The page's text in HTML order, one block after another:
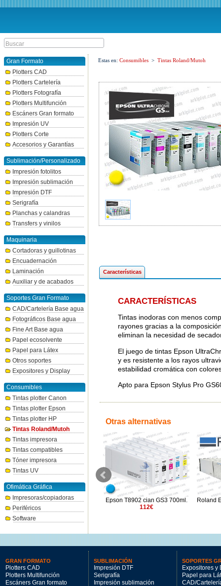
Gran Formato
Plotters CAD
Plotters Cartelería
Plotters Fotografía
Plotters Multifunción
Escáners Gran formato
Impresión UV
Plotters Corte
Accesorios y Garantías
Sublimación/Personalizado
Impresión fotolitos
Impresión sublimación
Impresión DTF
Serigrafía
Planchas y calandras
Transfers y vinilos
Maquinaria
Cortadoras y guillotinas
Encuadernación
Laminación
Auxiliar y de acabados
Soportes Gran Formato
CAD/Cartelería Base agua
Fotográficos Base agua
Fine Art Base agua
Papel ecosolvente
Papel para Látex
Otros soportes
Expositores y Display
Consumibles
Tintas plotter Canon
Tintas plotter Epson
Tintas plotter HP
Tintas Roland/Mutoh
Tintas impresora
Tintas compatibles
Tóner impresora
Tintas UV
Ofimática Gráfica
Impresoras/copiadoras
Periféricos
Software
Estas en: Consumibles > Tintas Roland/Mutoh
Características
CARACTERÍSTICAS
Tintas inodoras con menos
rayones gracias a la
eliminan la necesidad de
El juego de tintas Epson
y es resistente a los rayos
estabilidad cromática con
Apto para Epson Stylus Pro
Otras alternativas
Clavata EcoSol cian claro
67.9€
Epson T8902 cian GS3 700ml.
112€
Roland
GRAN FORMATO
Plotters CAD
Plotters Multifunción
Escáners Gran formato
SUBLIMACIÓN
Impresión DTF
Serigrafía
Impresión sublimación
SOPORTES
Expositores y
Papel para
CAD/